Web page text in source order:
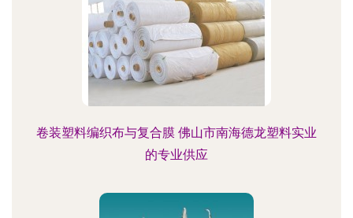
卷装塑料编织布与复合膜 佛山市南海德龙塑料实业
的专业供应